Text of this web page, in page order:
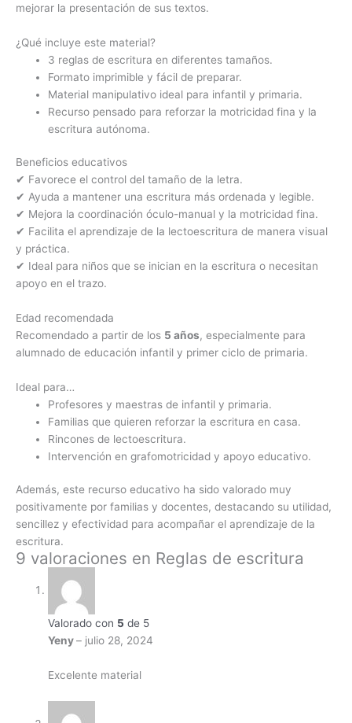
mejorar la presentación de sus textos.
¿Qué incluye este material?
3 reglas de escritura en diferentes tamaños.
Formato imprimible y fácil de preparar.
Material manipulativo ideal para infantil y primaria.
Recurso pensado para reforzar la motricidad fina y la
escritura autónoma.
Beneficios educativos
✔ Favorece el control del tamaño de la letra.
✔ Ayuda a mantener una escritura más ordenada y legible.
✔ Mejora la coordinación óculo-manual y la motricidad fina.
✔ Facilita el aprendizaje de la lectoescritura de manera visual
y práctica.
✔ Ideal para niños que se inician en la escritura o necesitan
apoyo en el trazo.
Edad recomendada
Recomendado a partir de los 5 años, especialmente para
alumnado de educación infantil y primer ciclo de primaria.
Ideal para…
Profesores y maestras de infantil y primaria.
Familias que quieren reforzar la escritura en casa.
Rincones de lectoescritura.
Intervención en grafomotricidad y apoyo educativo.
Además, este recurso educativo ha sido valorado muy
positivamente por familias y docentes, destacando su utilidad,
sencillez y efectividad para acompañar el aprendizaje de la
escritura.
9 valoraciones en Reglas de escritura
Valorado con 5 de 5
Yeny– julio 28, 2024
Excelente material